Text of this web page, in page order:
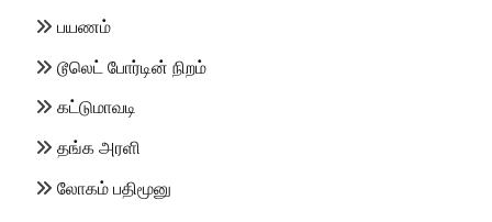
பயணம்
டூலெட் போர்டின் நிறம்
கட்டுமாவடி
தங்க அரளி
லோகம் பதிமூனு